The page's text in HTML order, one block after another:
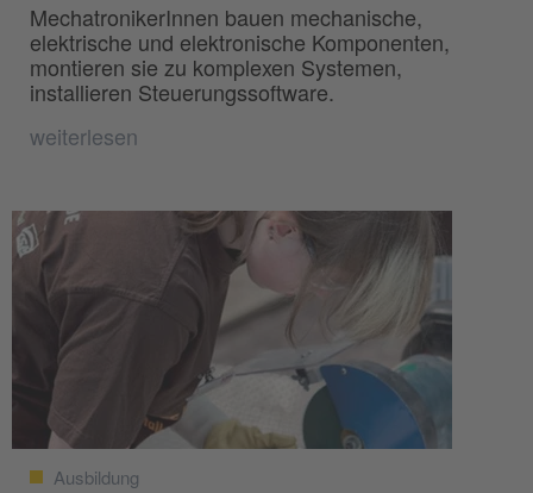
MechatronikerInnen bauen mechanische,
elektrische und elektronische Komponenten,
montieren sie zu komplexen Systemen,
installieren Steuerungssoftware.
weiterlesen
Ausbildung